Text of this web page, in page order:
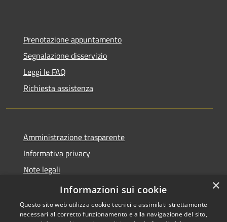
Prenotazione appuntamento
Segnalazione disservizio
Leggi le FAQ
Richiesta assistenza
Amministrazione trasparente
Informativa privacy
Note legali
Dichiarazione di accessibilità
×
Informazioni sui cookie
Questo sito web utilizza cookie tecnici e assimilati strettamente
necessari al corretto funzionamento e alla navigazione del sito,